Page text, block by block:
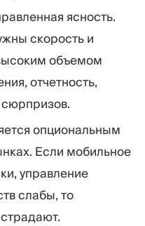
ясность.
скорость и
объемом
отчетность,
опциональным
Если мобильное
управление
слабы, то